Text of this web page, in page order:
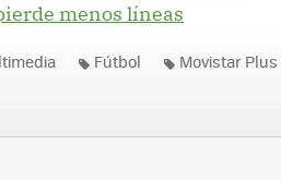
menos líneas
Fútbol Movistar Plus